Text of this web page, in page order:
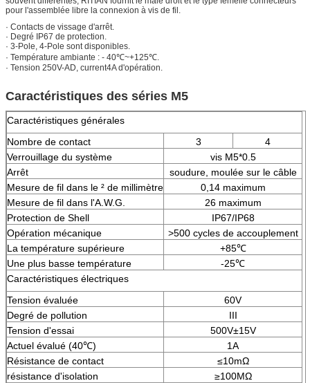
pour l'assemblée libre la connexion à vis de fil.
· Contacts de vissage d'arrêt.
· Degré IP67 de protection.
· 3-Pole, 4-Pole sont disponibles.
· Température ambiante : - 40℃~+125℃.
· Tension 250V-AD, current4A d'opération.
Caractéristiques des séries M5
Caractéristiques générales
Nombre de contact
3
4
Verrouillage du système
vis M5*0.5
Arrêt
soudure, moulée sur le câble
Mesure de fil dans le ² de millimètre
0,14 maximum
Mesure de fil dans l'A.W.G.
26 maximum
Protection de Shell
IP67/IP68
Opération mécanique
>500 cycles de accouplement
La température supérieure
+85℃
Une plus basse température
-25℃
Caractéristiques électriques
Tension évaluée
60V
Degré de pollution
III
Tension d'essai
500V±15V
Actuel évalué (40℃)
1A
Résistance de contact
≤10mΩ
résistance d'isolation
≥100MΩ